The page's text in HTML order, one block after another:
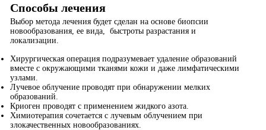
Способы лечения
Выбор метода лечения будет сделан на основе биопсии
новообразования, ее вида, быстроты разрастания и
локализации.
Хирургическая операция подразумевает удаление образований
вместе с окружающими тканями кожи и даже лимфатическими
узлами.
Лучевое облучение проводят при обнаружении мелких
образований.
Криоген проводят с применением жидкого азота.
Химиотерапия сочетается с лучевым облучением при
злокачественных новообразованиях.